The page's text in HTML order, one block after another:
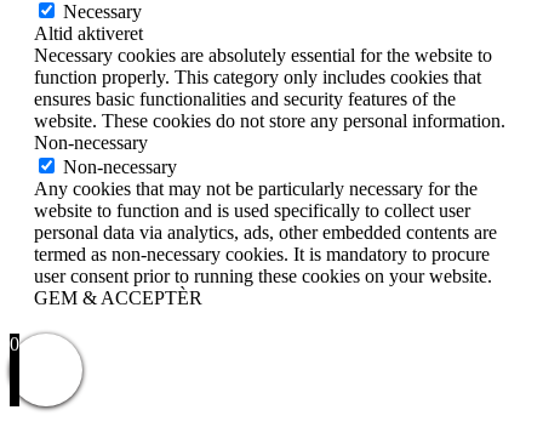
Necessary
Altid aktiveret
Necessary cookies are absolutely essential for the website to
function properly. This category only includes cookies that
ensures basic functionalities and security features of the
website. These cookies do not store any personal information.
Non-necessary
Non-necessary
Any cookies that may not be particularly necessary for the
website to function and is used specifically to collect user
personal data via analytics, ads, other embedded contents are
termed as non-necessary cookies. It is mandatory to procure
user consent prior to running these cookies on your website.
GEM & ACCEPTÈR
0